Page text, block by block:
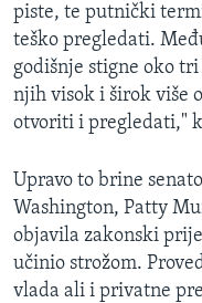
Jezici
piste, te putnički
teško pregledati.
godišnje stigne oko
njih visok i širok više
otvoriti i pregledati,"
Upravo to brine
Washington, Patty
objavila zakonski
učinio strožom.
vlada ali i privatne